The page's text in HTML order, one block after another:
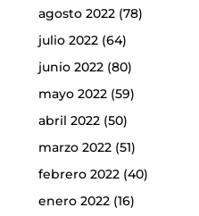
agosto 2022(78)
julio 2022(64)
junio 2022(80)
mayo 2022(59)
abril 2022(50)
marzo 2022(51)
febrero 2022(40)
enero 2022(16)